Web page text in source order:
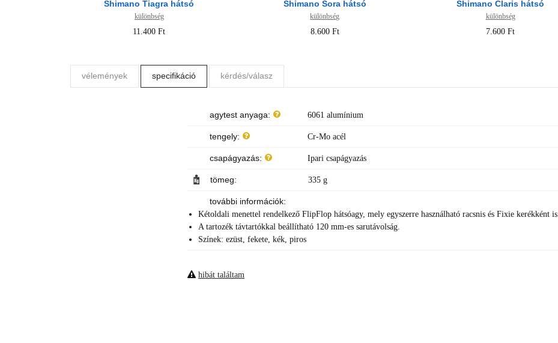
Shimano Tiagra hátsó
különbség
11.400 Ft
Shimano Sora hátsó
különbség
8.600 Ft
Shimano Claris hátsó
különbség
7.600 Ft
vélemények specifikáció kérdés/válasz
agytest anyaga: 6061 alumínium
tengely: Cr-Mo acél
csapágyazás: Ipari csapágyazás
tömeg: 335 g
további információk:
Kétoldali menettel rendelkező FlipFlop hátsóagy, mely egyszerre használható racsnis és Fixie kerékként is.
A tartozék távtartókkal beállítható 120 mm-es sarutávolság.
Színek: ezüst, fekete, kék, piros
hibát találtam